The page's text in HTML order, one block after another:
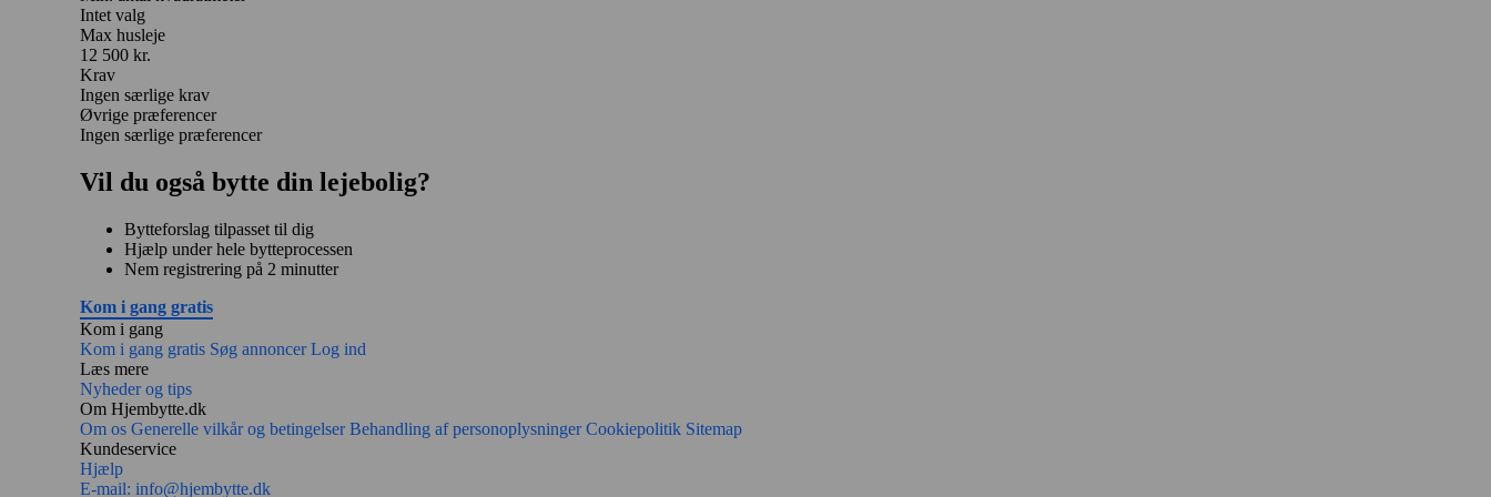
Intet valg
Max husleje
12 500 kr.
Krav
Ingen særlige krav
Øvrige præferencer
Ingen særlige præferencer
Vil du også bytte din lejebolig?
Bytteforslag tilpasset til dig
Hjælp under hele bytteprocessen
Nem registrering på 2 minutter
Kom i gang gratis
Kom i gang
Kom i gang gratis Søg annoncerLog ind
Læs mere
Nyheder og tips
Om Hjembytte.dk
Om os Generelle vilkår og betingelserBehandling af personoplysningerCookiepolitik Sitemap
Kundeservice
Hjælp
E-mail: info@hjembytte.dk